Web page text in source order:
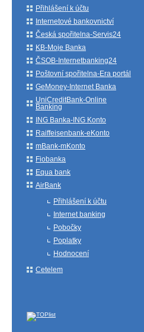
Přihlášení k účtu
Internetové bankovnictví
Česká spořitelna-Servis24
KB-Moje Banka
ČSOB-Internetbanking24
Poštovní spořitelna-Era portál
GeMoney-Internet Banka
UniCreditBank-Online
Banking
ING Banka-ING Konto
Raiffeisenbank-eKonto
mBank-mKonto
Fiobanka
Equa bank
AirBank
Přihlášení k účtu
Internet banking
Pobočky
Poplatky
Hodnocení
Cetelem